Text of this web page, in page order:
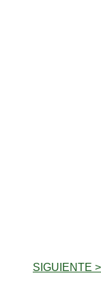
SIGUIENTE >